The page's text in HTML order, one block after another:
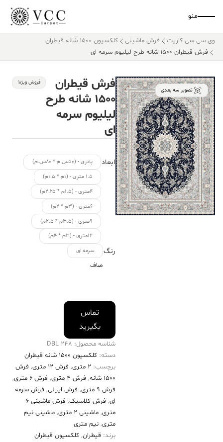
منو
وی سی سی کارپت فرش ماشینی
کلکسیون ۱۵۰۰ شانه قیطران
فرش قیطران ۱۵۰۰ شانه طرح لیلیوم سرمه ای
تصویر سه بعدی
فرش قیطران
۱۵۰۰ شانه طرح
لیلیوم سرمه
ای
فروش ویژه!
ابعاد
پادری - (۵۰س.م * ۸۰س.م)
۱.۵ متری - (۱م * ۱.۵م)
۴متری - (۱.۵م * ۲.۲۵م)
۶متری - (۳م * ۲م)
۹متری - (۳.۵م * ۲.۵م)
۱۲متری - (۳م * ۴م)
رنگ سرمه ای
صاف
تماس
بگیرید
شناسه محصول: 248 DBL
دسته: کلکسیون ۱۵۰۰ شانه قیطران
برچسب: 2 متری , فرش 12 متری , فرش
۱۵۰۰ شانه
, فرش 4 متری , فرش 6 متری
,
فرش 9 متری
, فرش ایرانی, فرش سرمه
ای, فرش کلاسیک,
فرش ماشینی 6
متری, ماشینی 2 متری , ماشینی نیم
متری, نیم متری
برند: قیطران, کلکسیون قیطران